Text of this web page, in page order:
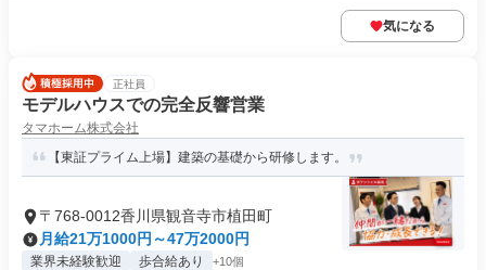
気になる
正社員
モデルハウスでの完全反響営業
タマホーム株式会社
【東証プライム上場】建築の基礎から研修します。
〒768-0012香川県観音寺市植田町
月給21万1000円～47万2000円
業界未経験歓迎 歩合給あり +10個